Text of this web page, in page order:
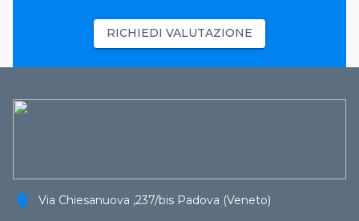
RICHIEDI VALUTAZIONE
location_on Via Chiesanuova ,237/bis Padova (Veneto)